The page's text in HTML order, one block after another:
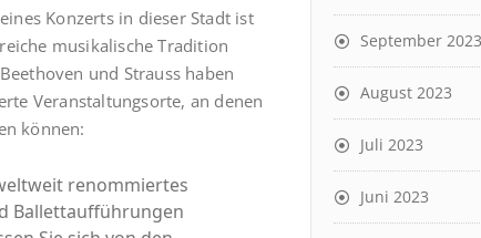
Konzerts in dieser Stadt ist
musikalische Tradition
und Strauss haben
Veranstaltungsorte, an denen
können:
renommiertes
Ballettaufführungen
September 2023
August 2023
Juli 2023
Juni 2023